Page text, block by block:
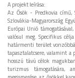
A projekt leírása:
Az Ősök - Predkovia
Szlovákia-Magyarország
Európai Unió
valósul meg. Specifikus
határmenti terület
tapasztalatcsere, valamint a
hosszú távú célok
turizmus támogatására,